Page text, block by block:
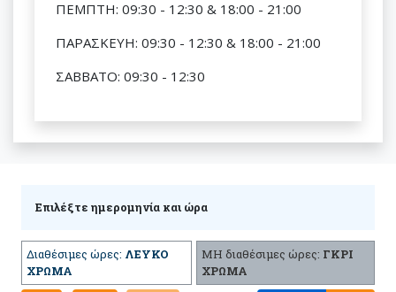
ΠΕΜΠΤΗ: 09:30 - 12:30 & 18:00 - 21:00
ΠΑΡΑΣΚΕΥΗ: 09:30 - 12:30 & 18:00 - 21:00
ΣΑΒΒΑΤΟ: 09:30 - 12:30
Επιλέξτε ημερομηνία και ώρα
Διαθέσιμες ώρες: ΛΕΥΚΟ
ΧΡΩΜΑ
ΜΗ διαθέσιμες ώρες: ΓΚΡΙ
ΧΡΩΜΑ